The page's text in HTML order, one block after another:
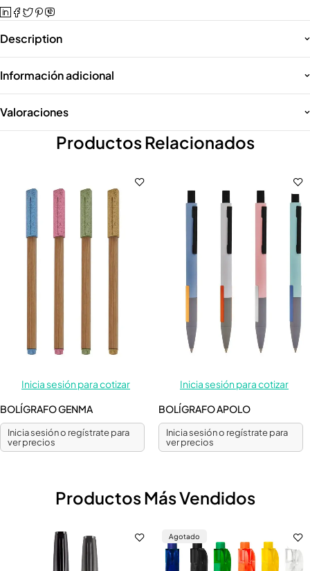
Description
Información adicional
Valoraciones
Productos Relacionados
Inicia sesión para cotizar
BOLÍGRAFO GENMA
Inicia sesión o regístrate para
ver precios
Inicia sesión para cotizar
BOLÍGRAFO APOLO
Inicia sesión o regístrate para
ver precios
Productos Más Vendidos
Agotado